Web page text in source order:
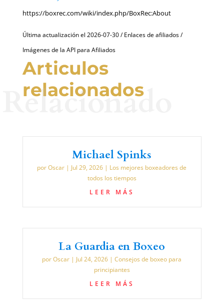
https://boxrec.com/wiki/index.php/BoxRec:About
Última actualización el 2026-07-30 / Enlaces de afiliados /
Imágenes de la API para Afiliados
Articulos
relacionados
Relacionado
Michael Spinks
porOscar | Jul 29, 2026 | Los mejores boxeadores de
todos los tiempos
LEER MÁS
La Guardia en Boxeo
porOscar | Jul 24, 2026 |Consejos de boxeo para
principiantes
LEER MÁS